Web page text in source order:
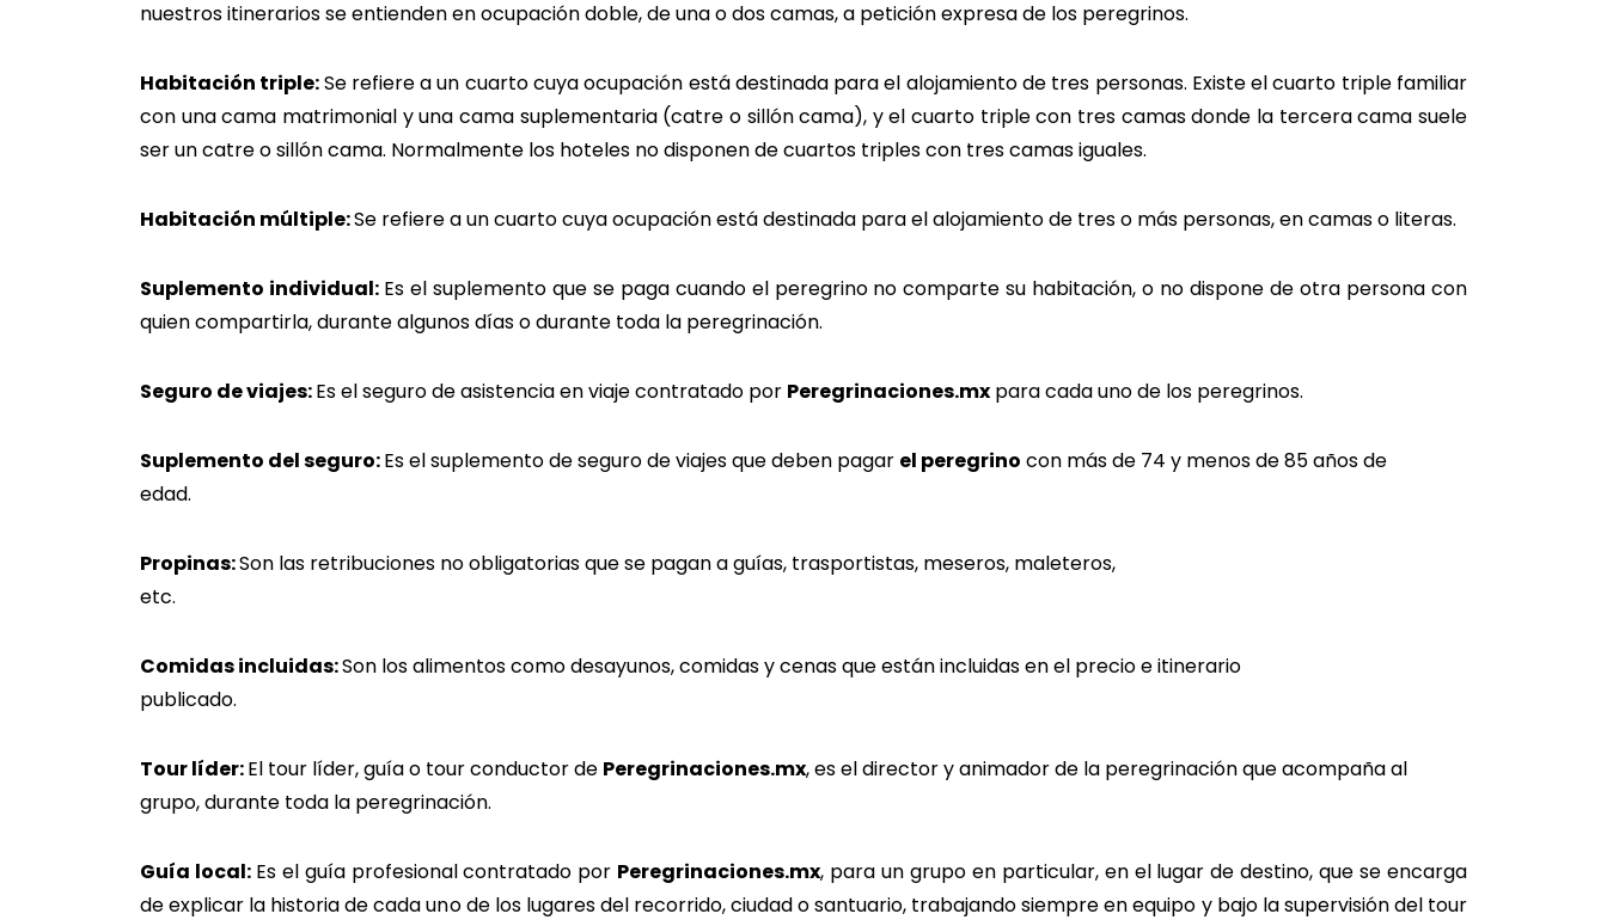
nuestros itinerarios se entienden en ocupación doble, de una o dos camas, a petición expresa de los peregrinos.
Habitación triple:Se refiere a un cuarto cuya ocupación está destinada para el alojamiento de tres personas. Existe el cuarto triple familiar
con una cama matrimonial y una cama suplementaria (catre o sillón cama), y el cuarto triple con tres camas donde la tercera cama suele
ser un catre o sillón cama. Normalmente los hoteles no disponen de cuartos triples con tres camas iguales.
Habitación múltiple:Se refiere a un cuarto cuya ocupación está destinada para el alojamiento de tres o más personas, en camas o literas.
Suplemento individual: Es el suplemento que se paga cuando el peregrino no comparte su habitación, o no dispone de otra persona con
quien compartirla, durante algunos días o durante toda la peregrinación.
Seguro de viajes:Es el seguro de asistencia en viaje contratado por Peregrinaciones.mx para cada uno de los peregrinos.
Suplemento del seguro:Es el suplemento de seguro de viajes que deben pagar el peregrino con más de 74 y menos de 85 años de
edad.
Propinas:Son las retribuciones no obligatorias que se pagan a guías, trasportistas, meseros, maleteros,
etc.
Comidas incluidas:Son los alimentos como desayunos, comidas y cenas que están incluidas en el precio e itinerario
publicado.
Tour líder:El tour líder, guía o tour conductor de Peregrinaciones.mx, es el director y animador de la peregrinación que acompaña al
grupo, durante toda la peregrinación.
Guía local: Es el guía profesional contratado por Peregrinaciones.mx, para un grupo en particular, en el lugar de destino, que se encarga
de explicar la historia de cada uno de los lugares del recorrido, ciudad o santuario, trabajando siempre en equipo y bajo la supervisión del tour